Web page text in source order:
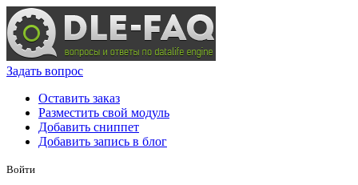
Задать вопрос
Оставить заказ
Разместить свой модуль
Добавить сниппет
Добавить запись в блог
Войти